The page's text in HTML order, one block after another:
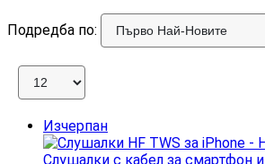
Подредба по:
Изчерпан
Слушалки с кабел за смартфон